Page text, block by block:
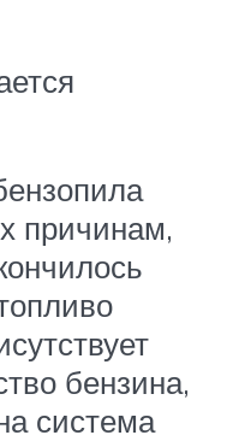
причинам,
бензина,
система